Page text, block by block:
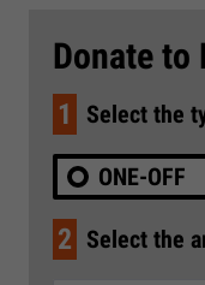
Donate
1 Select the
ONE-OFF
2 Select the